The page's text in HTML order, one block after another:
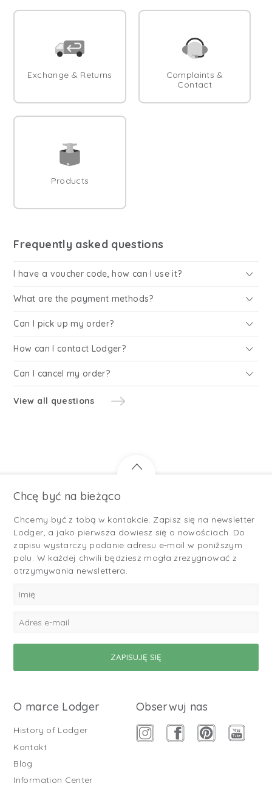
Exchange & Returns
Complaints &
Contact
Products
Frequently asked questions
I have a voucher code, how can I use it?
What are the payment methods?
Can I pick up my order?
How can I contact Lodger?
Can I cancel my order?
View all questions
Chcę być na bieżąco
Chcemy być z tobą w kontakcie. Zapisz się na newsletter
Lodger, a jako pierwsza dowiesz się o nowościach. Do
zapisu wystarczy podanie adresu e-mail w poniższym
polu. W każdej chwili będziesz mogła zrezygnować z
otrzymywania newslettera.
O marce Lodger
History of Lodger
Kontakt
Blog
Information Center
Obserwuj nas